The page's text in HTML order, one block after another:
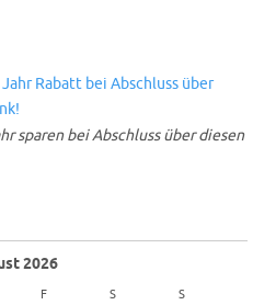
sparen bei Abschluss über diesen
2026
F S S